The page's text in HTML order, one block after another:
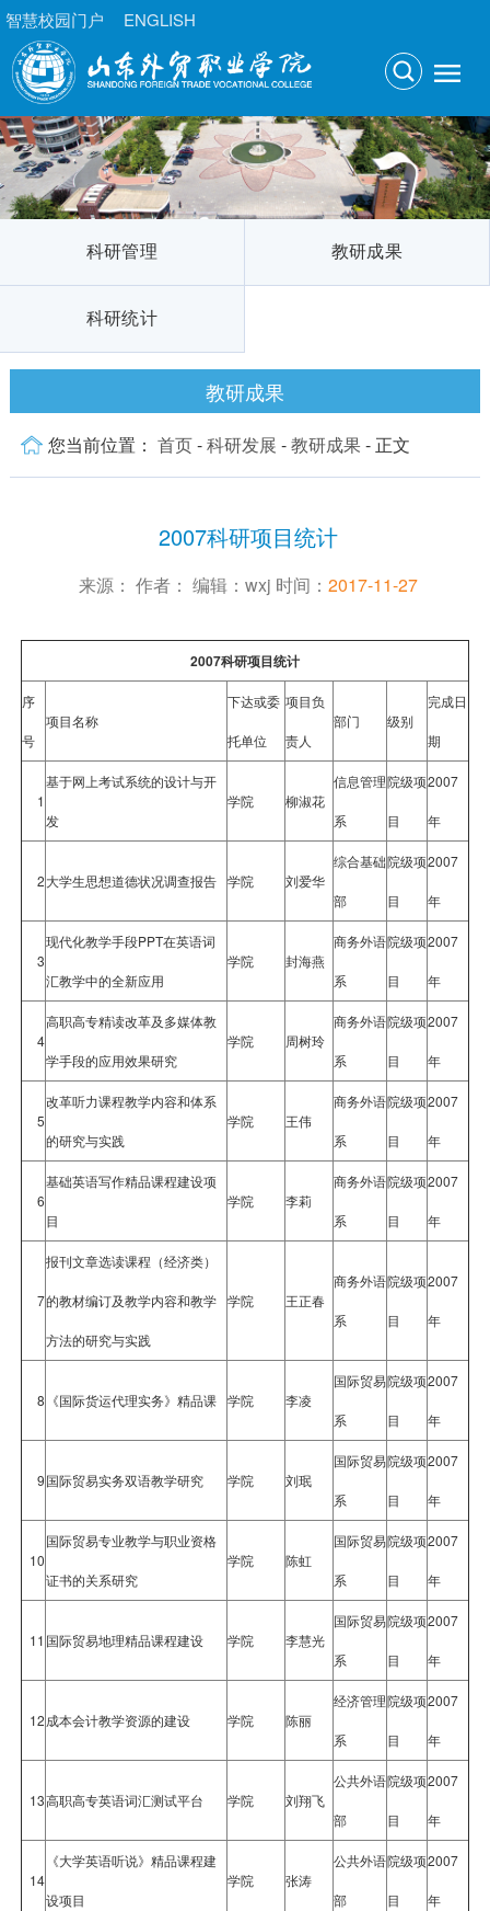
智慧校园门户 ENGLISH
科研管理 教研成果
科研统计
教研成果
您当前位置： 首页-科研发展 -教研成果- 正文
2007科研项目统计
来源： 作者： 编辑：wxj 时间： 2017-11-27
2007科研项目统计
序
号
项目名称
下达或委
托单位
项目负
责人
部门 级别
完成日
期
1
基于网上考试系统的设计与开
发
学院 柳淑花
信息管理
系
院级项
目
2007
年
2大学生思想道德状况调查报告 学院 刘爱华
综合基础
部
院级项
目
2007
年
3
现代化教学手段PPT在英语词
汇教学中的全新应用
学院 封海燕
商务外语
系
院级项
目
2007
年
4
高职高专精读改革及多媒体教
学手段的应用效果研究
学院 周树玲
商务外语
系
院级项
目
2007
年
5
改革听力课程教学内容和体系
的研究与实践
学院 王伟
商务外语
系
院级项
目
2007
年
6
基础英语写作精品课程建设项
目
学院 李莉
商务外语
系
院级项
目
2007
年
7
报刊文章选读课程（经济类）
的教材编订及教学内容和教学
方法的研究与实践
学院 王正春
商务外语
系
院级项
目
2007
年
8 《国际货运代理实务》精品课 学院 李凌
国际贸易
系
院级项
目
2007
年
9国际贸易实务双语教学研究 学院 刘珉
国际贸易
系
院级项
目
2007
年
10
国际贸易专业教学与职业资格
证书的关系研究
学院 陈虹
国际贸易
系
院级项
目
2007
年
11 国际贸易地理精品课程建设 学院 李慧光
国际贸易
系
院级项
目
2007
年
12成本会计教学资源的建设 学院 陈丽
经济管理
系
院级项
目
2007
年
13高职高专英语词汇测试平台 学院 刘翔飞
公共外语
部
院级项
目
2007
年
14
《大学英语听说》精品课程建
设项目
学院 张涛
公共外语
部
院级项
目
2007
年